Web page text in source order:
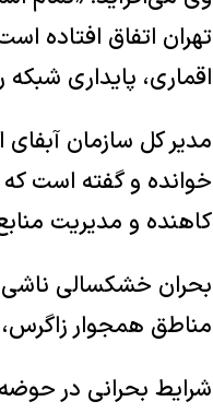
تهران اتفاق افتاده
اقماری، پایداری
مدیر کل سازمان
خوانده و گفته است
کاهنده و مدیریت
بحران خشکسالی ناشی
مناطق همجوار زاگرس، خشک‌ترین دوره